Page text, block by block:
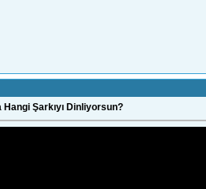
Hangi Şarkıyı Dinliyorsun?